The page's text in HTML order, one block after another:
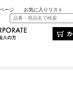
ージ お気に入りリスト